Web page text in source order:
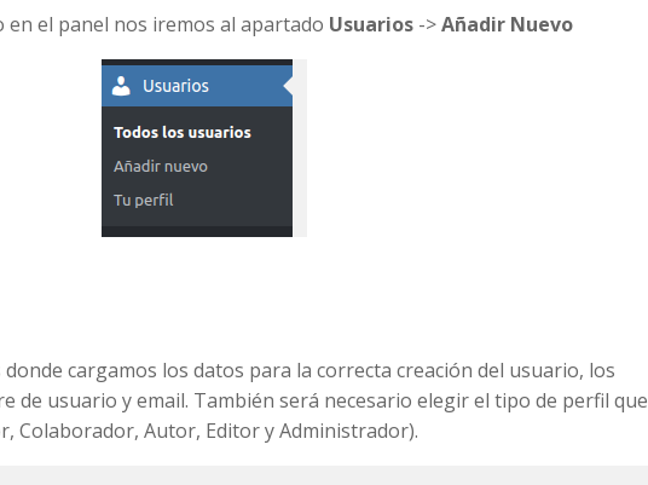
en el panel nos iremos al apartado Usuarios ->Añadir Nuevo
cargamos los datos para la correcta creación del usuario, los
de usuario y email. También será necesario elegir el tipo de perfil que
Colaborador, Autor, Editor y Administrador).